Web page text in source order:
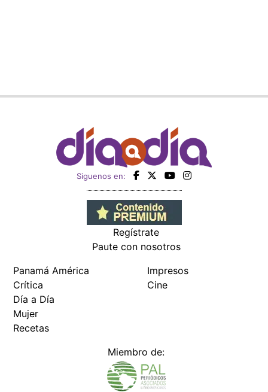
Siguenos en:
Regístrate
Paute con nosotros
Panamá América
Crítica
Día a Día
Mujer
Recetas
Impresos
Cine
Miembro de: